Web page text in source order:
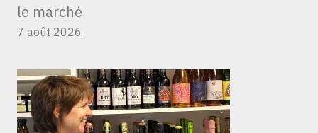
le marché
7 août 2026